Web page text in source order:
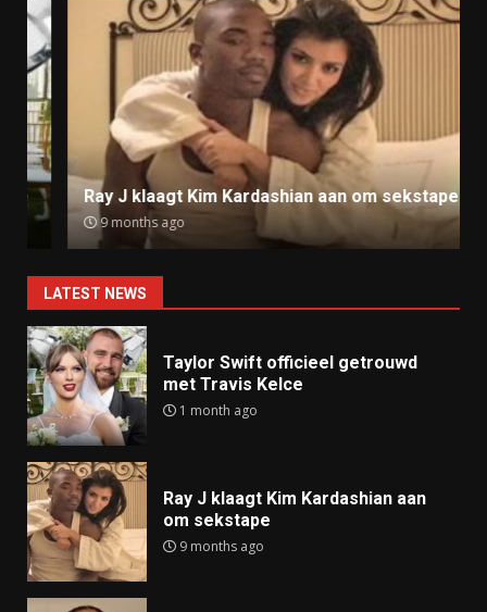
Ray J klaagt Kim Kardashian aan om sekstape
9 months ago
LATEST NEWS
Taylor Swift officieel getrouwd
met Travis Kelce
1 month ago
Ray J klaagt Kim Kardashian aan
om sekstape
9 months ago